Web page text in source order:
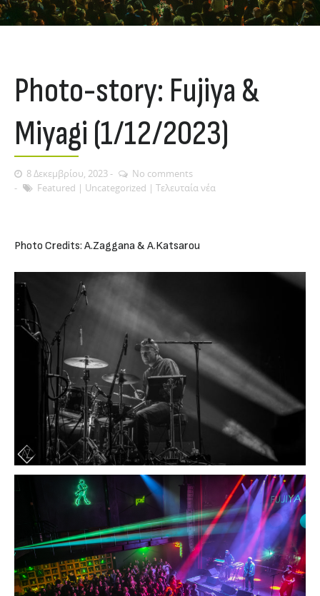
Photo-story: Fujiya &
Miyagi (1/12/2023)
8 Δεκεμβρίου, 2023
No comments
Featured | Uncategorized | Τελευταία νέα
Photo Credits: A.Zaggana & A.Katsarou